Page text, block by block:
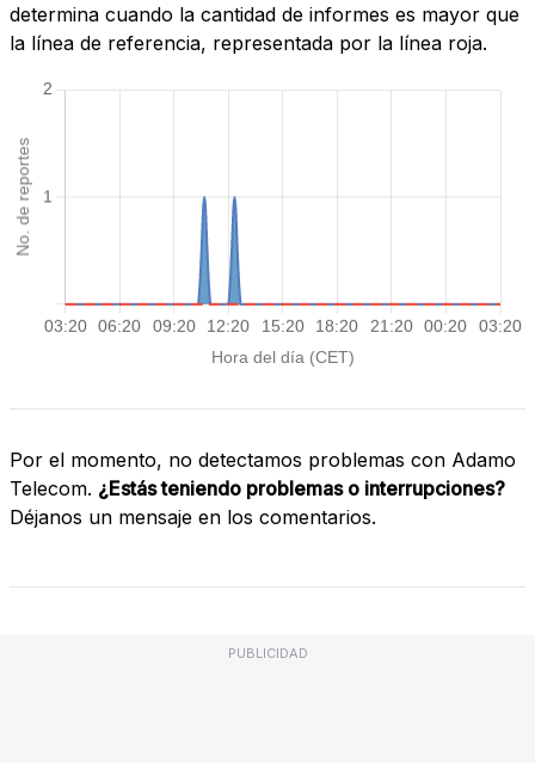
determina cuando la cantidad de informes es mayor que
la línea de referencia, representada por la línea roja.
Por el momento, no detectamos problemas con Adamo
Telecom. ¿Estás teniendo problemas o interrupciones?
Déjanos un mensaje en los comentarios.
PUBLICIDAD